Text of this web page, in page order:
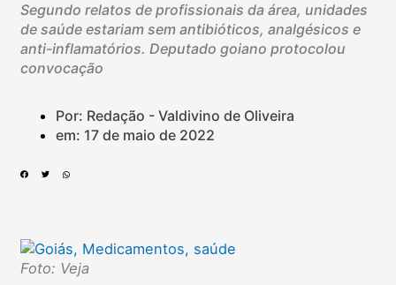
Segundo relatos de profissionais da área, unidades
de saúde estariam sem antibióticos, analgésicos e
anti-inflamatórios. Deputado goiano protocolou
convocação
Por: Redação - Valdivino de Oliveira
em: 17 de maio de 2022
Foto: Veja